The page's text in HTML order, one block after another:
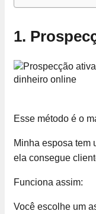
1.
Esse método é o
Minha esposa tem
ela consegue
Funciona assim:
Você escolhe um